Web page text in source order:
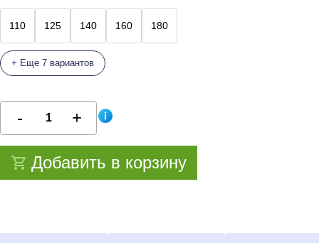
110 125 140 160 180
+ Еще 7 вариантов
Добавить в корзину